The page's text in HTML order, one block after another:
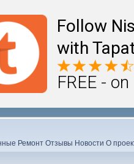
Follow
with
FREE -
Ремонт Отзывы Новости О